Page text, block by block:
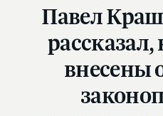
Павел
рассказал,
внесены